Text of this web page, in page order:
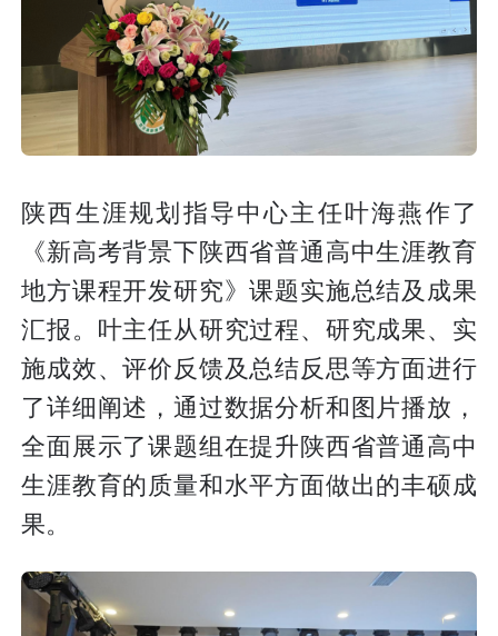
陕西生涯规划指导中心主任叶海燕作了
《新高考背景下陕西省普通高中生涯教育
地方课程开发研究》课题实施总结及成果
汇报。叶主任从研究过程、研究成果、实
施成效、评价反馈及总结反思等方面进行
了详细阐述，通过数据分析和图片播放，
全面展示了课题组在提升陕西省普通高中
生涯教育的质量和水平方面做出的丰硕成
果。